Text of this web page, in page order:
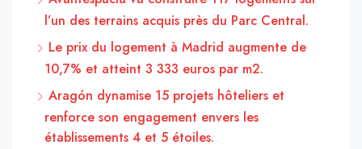
l’un des terrains acquis près du Parc Central.
Le prix du logement à Madrid augmente de
10,7% et atteint 3 333 euros par m2.
Aragón dynamise 15 projets hôteliers et
renforce son engagement envers les
établissements 4 et 5 étoiles.